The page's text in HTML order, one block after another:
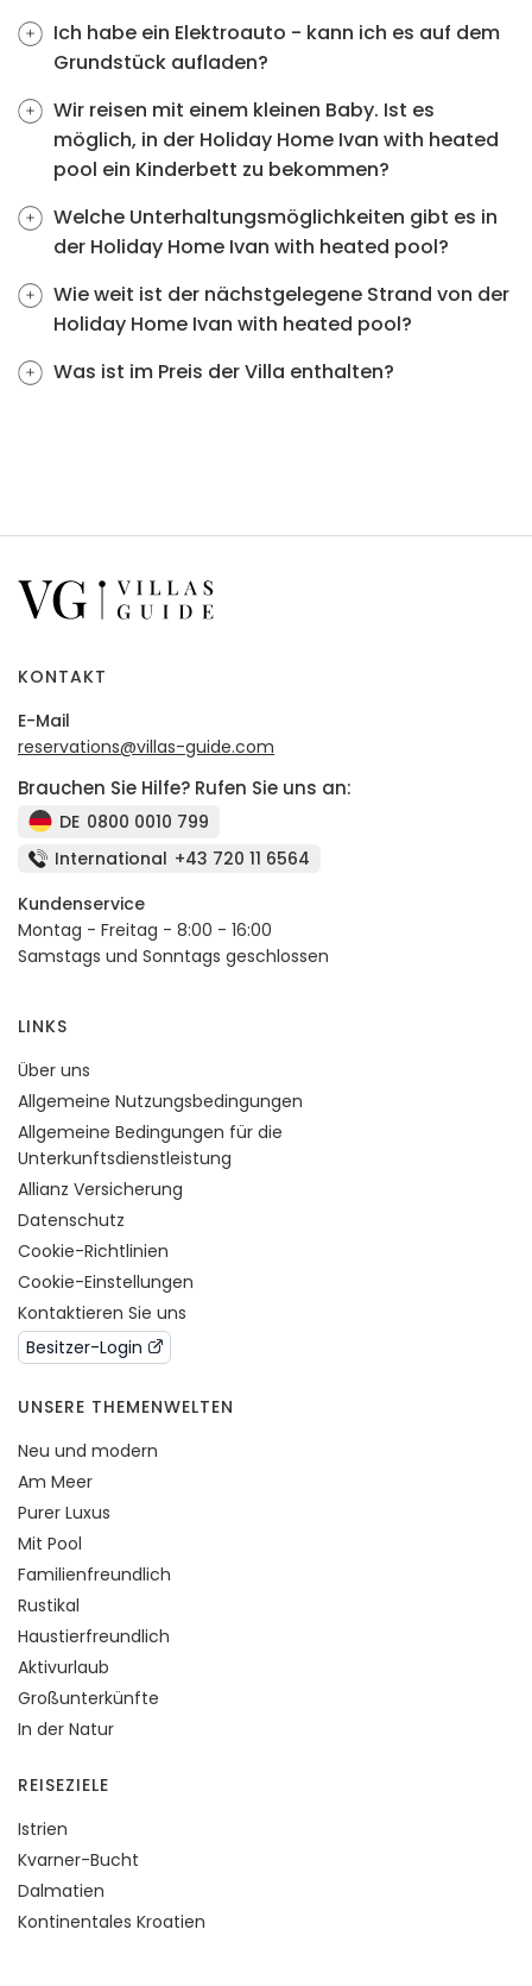
Ich habe ein Elektroauto - kann ich es auf dem
Grundstück aufladen?
Wir reisen mit einem kleinen Baby. Ist es
möglich, in der Holiday Home Ivan with heated
pool ein Kinderbett zu bekommen?
Welche Unterhaltungsmöglichkeiten gibt es in
der Holiday Home Ivan with heated pool?
Wie weit ist der nächstgelegene Strand von der
Holiday Home Ivan with heated pool?
Was ist im Preis der Villa enthalten?
KONTAKT
E-Mail
reservations@villas-guide.com
Brauchen Sie Hilfe? Rufen Sie uns an:
DE 0800 0010 799
International +43 720 11 6564
Kundenservice
Montag - Freitag - 8:00 - 16:00
Samstags und Sonntags geschlossen
LINKS
Über uns
Allgemeine Nutzungsbedingungen
Allgemeine Bedingungen für die
Unterkunftsdienstleistung
Allianz Versicherung
Datenschutz
Cookie-Richtlinien
Cookie-Einstellungen
Kontaktieren Sie uns
Besitzer-Login
UNSERE THEMENWELTEN
Neu und modern
Am Meer
Purer Luxus
Mit Pool
Familienfreundlich
Rustikal
Haustierfreundlich
Aktivurlaub
Großunterkünfte
In der Natur
REISEZIELE
Istrien
Kvarner-Bucht
Dalmatien
Kontinentales Kroatien